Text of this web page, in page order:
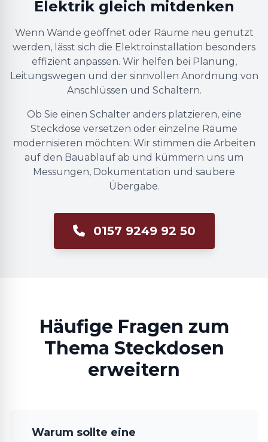
Elektrik gleich mitdenken
Wenn Wände geöffnet oder Räume neu genutzt
werden, lässt sich die Elektroinstallation besonders
effizient anpassen. Wir helfen bei Planung,
Leitungswegen und der sinnvollen Anordnung von
Anschlüssen und Schaltern.
Ob Sie einen Schalter anders platzieren, eine
Steckdose versetzen oder einzelne Räume
modernisieren möchten: Wir stimmen die Arbeiten
auf den Bauablauf ab und kümmern uns um
Messungen, Dokumentation und saubere
Übergabe.
0157 9249 92 50
Häufige Fragen zum
Thema Steckdosen
erweitern
Warum sollte eine